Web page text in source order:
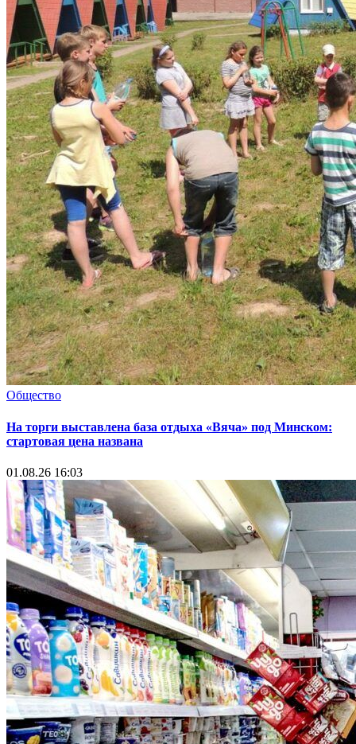
Общество
На торги выставлена база отдыха «Вяча» под Минском:
стартовая цена названа
01.08.26 16:03